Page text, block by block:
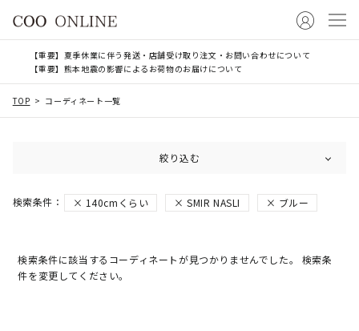
【重要】夏季休業に伴う発送・店舗受け取り注文・お問い合わせについて
【重要】熊本地震の影響によるお荷物のお届けについて
TOP コーディネート一覧
絞り込む
140cmくらい SMIR NASLI ブルー
検索条件に該当するコーディネートが見つかりませんでした。 検索条
件を変更してください。